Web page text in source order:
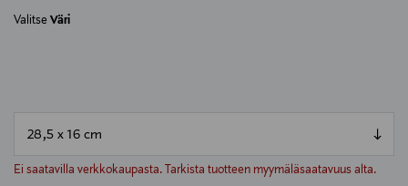
Valitse Väri
Ei saatavilla verkkokaupasta. Tarkista tuotteen myymäläsaatavuus alta.
null